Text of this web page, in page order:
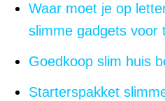
Waar moet je op
slimme gadgets voor
Goedkoop slim huis
Starterspakket